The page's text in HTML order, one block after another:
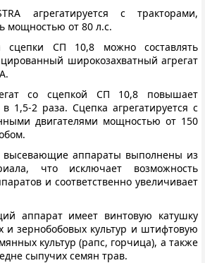
агрегатируется с тракторами,
мощностью от 80 л.с.
сцепки СП 10,8 можно составлять
широкозахватный агрегат
со сцепкой СП 10,8 повышает
в 1,5-2 раза. Сцепка агрегатируется с
двигателями мощностью от 150
высевающие аппараты выполнены из
что исключает возможность
и соответственно увеличивает
аппарат имеет винтовую катушку
и зернобобовых культур и штифтовую
культур (рапс, горчица), а также
сыпучих семян трав.